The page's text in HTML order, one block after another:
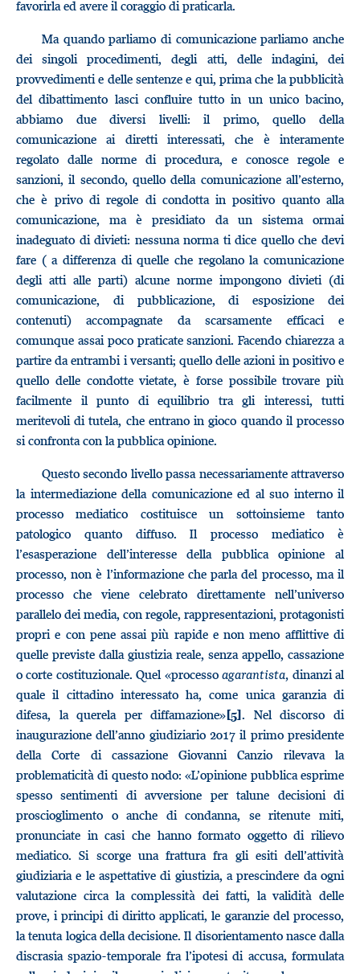
favorirla ed avere il coraggio di praticarla.
Ma quando parliamo di comunicazione parliamo anche
dei singoli procedimenti, degli atti, delle indagini, dei
provvedimenti e delle sentenze e qui, prima che la pubblicità
del dibattimento lasci confluire tutto in un unico bacino,
abbiamo due diversi livelli: il primo, quello della
comunicazione ai diretti interessati, che è interamente
regolato dalle norme di procedura, e conosce regole e
sanzioni, il secondo, quello della comunicazione all’esterno,
che è privo di regole di condotta in positivo quanto alla
comunicazione, ma è presidiato da un sistema ormai
inadeguato di divieti: nessuna norma ti dice quello che devi
fare ( a differenza di quelle che regolano la comunicazione
degli atti alle parti) alcune norme impongono divieti (di
comunicazione, di pubblicazione, di esposizione dei
contenuti) accompagnate da scarsamente efficaci e
comunque assai poco praticate sanzioni. Facendo chiarezza a
partire da entrambi i versanti; quello delle azioni in positivo e
quello delle condotte vietate, è forse possibile trovare più
facilmente il punto di equilibrio tra gli interessi, tutti
meritevoli di tutela, che entrano in gioco quando il processo
si confronta con la pubblica opinione.
Questo secondo livello passa necessariamente attraverso
la intermediazione della comunicazione ed al suo interno il
processo mediatico costituisce un sottoinsieme tanto
patologico quanto diffuso. Il processo mediatico è
l’esasperazione dell’interesse della pubblica opinione al
processo, non è l’informazione che parla del processo, ma il
processo che viene celebrato direttamente nell’universo
parallelo dei media, con regole, rappresentazioni, protagonisti
propri e con pene assai più rapide e non meno afflittive di
quelle previste dalla giustizia reale, senza appello, cassazione
o corte costituzionale. Quel «processoagarantista, dinanzi al
quale il cittadino interessato ha, come unica garanzia di
difesa, la querela per diffamazione»[5]. Nel discorso di
inaugurazione dell’anno giudiziario 2017 il primo presidente
della Corte di cassazione Giovanni Canzio rilevava la
problematicità di questo nodo: «L’opinione pubblica esprime
spesso sentimenti di avversione per talune decisioni di
proscioglimento o anche di condanna, se ritenute miti,
pronunciate in casi che hanno formato oggetto di rilievo
mediatico. Si scorge una frattura fra gli esiti dell’attività
giudiziaria e le aspettative di giustizia, a prescindere da ogni
valutazione circa la complessità dei fatti, la validità delle
prove, i principi di diritto applicati, le garanzie del processo,
la tenuta logica della decisione. Il disorientamento nasce dalla
discrasia spazio-temporale fra l’ipotesi di accusa, formulata